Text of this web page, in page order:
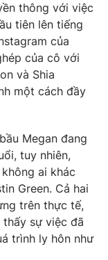
thông với việc
tiên lên tiếng
của
của cô với
và Shia
một cách đầy
Megan đang
tuy nhiên,
ai khác
Green. Cả hai
trên thực tế,
sự việc đã
trình ly hôn như